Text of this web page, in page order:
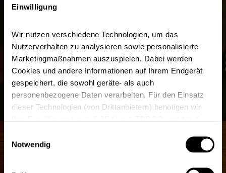
Einwilligung
Wir nutzen verschiedene Technologien, um das
Nutzerverhalten zu analysieren sowie personalisierte
Marketingmaßnahmen auszuspielen. Dabei werden
Cookies und andere Informationen auf Ihrem Endgerät
gespeichert, die sowohl geräte- als auch
personenbezogene Daten verarbeiten. Für den Einsatz
dieser Technologien (von Drittanbietern) benötigen wir
Sie auf Datenschutzeinstellungen und wählen Sie die
entsprechenden Optionen. Beim Klick auf Alle zulassen
Notwendig